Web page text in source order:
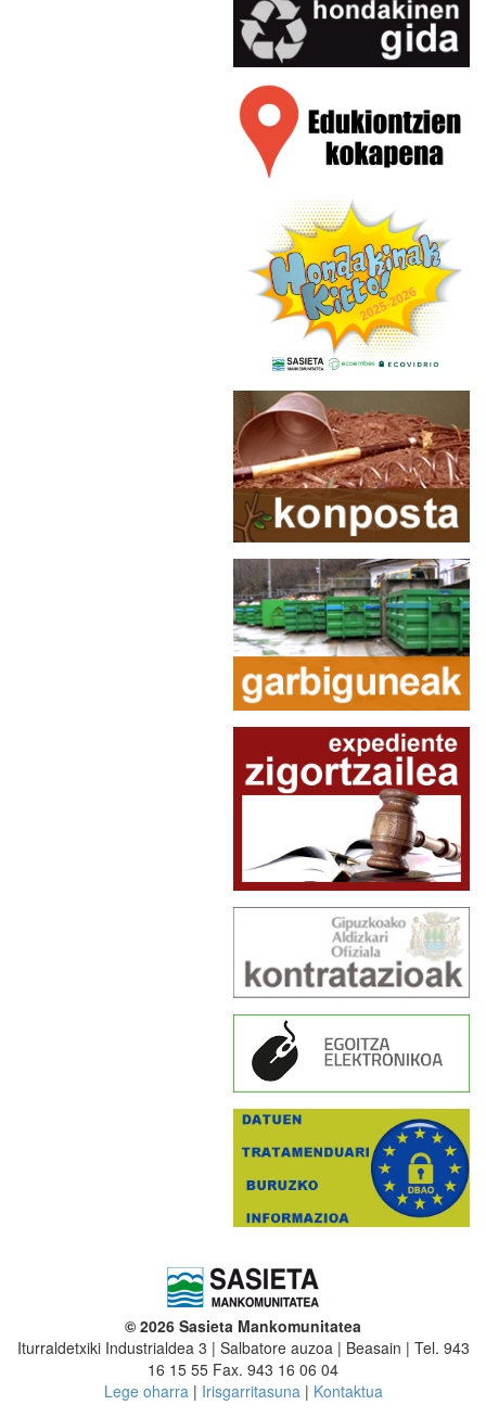
© 2026 Sasieta Mankomunitatea
Iturraldetxiki Industrialdea 3 | Salbatore auzoa | Beasain | Tel. 943
16 15 55 Fax. 943 16 06 04
Lege oharra | Irisgarritasuna | Kontaktua